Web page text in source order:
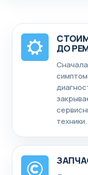
ДО
техники.